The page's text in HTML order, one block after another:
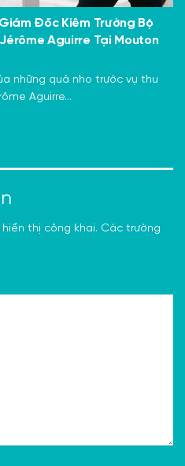
Đốc Kiêm Trưởng Bộ
Aguirre Tại Mouton
những quả nho trước vụ thu
Aguirre...
thị công khai. Các trường